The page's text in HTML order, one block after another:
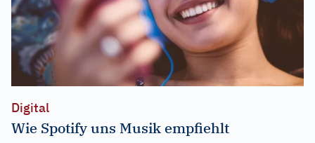
Digital
Wie Spotify uns Musik empfiehlt